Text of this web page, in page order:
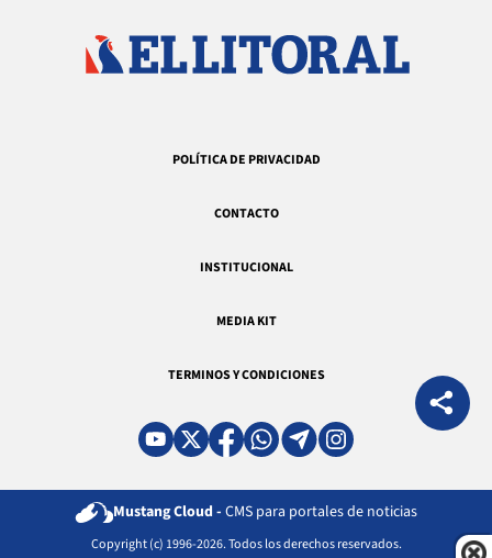
POLÍTICA DE PRIVACIDAD
CONTACTO
INSTITUCIONAL
MEDIA KIT
TERMINOS Y CONDICIONES
Mustang Cloud - CMS para portales de noticias
Copyright (c) 1996-2026. Todos los derechos reservados.